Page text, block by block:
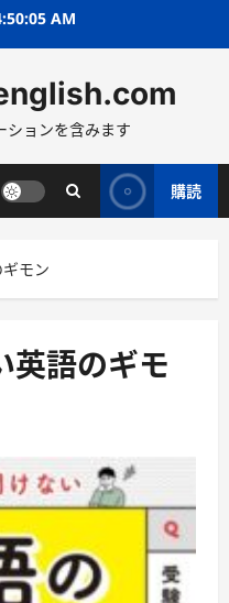
AM
ションを含みます
購読
モン
英語のギモ